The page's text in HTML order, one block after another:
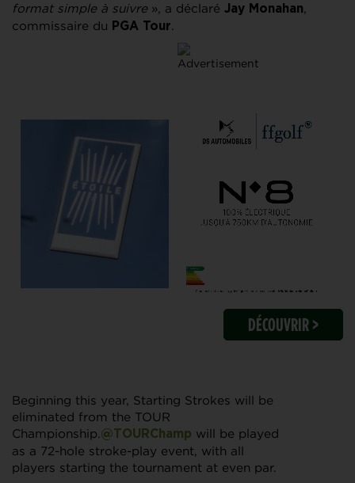
format simple à suivre », a déclaré Jay Monahan,
commissaire du PGA Tour.
DÉCOUVRIR >
Beginning this year, Starting Strokes will be
eliminated from the TOUR
Championship. @TOURChamp will be played
as a 72-hole stroke-play event, with all
players starting the tournament at even par.